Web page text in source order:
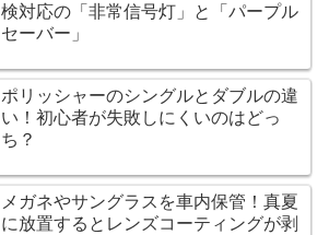
検対応の「非常信号灯」と「パープル
セーバー」
ポリッシャーのシングルとダブルの違
い！初心者が失敗しにくいのはどっ
ち？
メガネやサングラスを車内保管！真夏
に放置するとレンズコーティングが剥